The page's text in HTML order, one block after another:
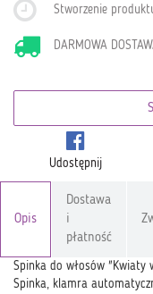
Stworzenie
DARMOWA
Udostępnij
Opis
Dostawa
i
płatność
Spinka do włosów "Kwiaty
Spinka, klamra